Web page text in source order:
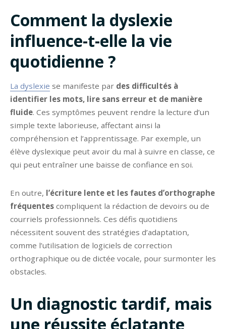
Comment la dyslexie
influence-t-elle la vie
quotidienne ?
La dyslexie se manifeste par des difficultés à
identifier les mots, lire sans erreur et de manière
fluide. Ces symptômes peuvent rendre la lecture d’un
simple texte laborieuse, affectant ainsi la
compréhension et l’apprentissage. Par exemple, un
élève dyslexique peut avoir du mal à suivre en classe, ce
qui peut entraîner une baisse de confiance en soi.
En outre, l’écriture lente et les fautes d’orthographe
fréquentes compliquent la rédaction de devoirs ou de
courriels professionnels. Ces défis quotidiens
nécessitent souvent des stratégies d’adaptation,
comme l’utilisation de logiciels de correction
orthographique ou de dictée vocale, pour surmonter les
obstacles.
Un diagnostic tardif, mais
une réussite éclatante